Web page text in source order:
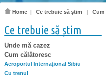
Home | Ce trebuie să știm | Cum
Ce trebuie să știm
Unde mă cazez
Cum călătoresc
Aeroportul Internaţional Sibiu
Cu trenul